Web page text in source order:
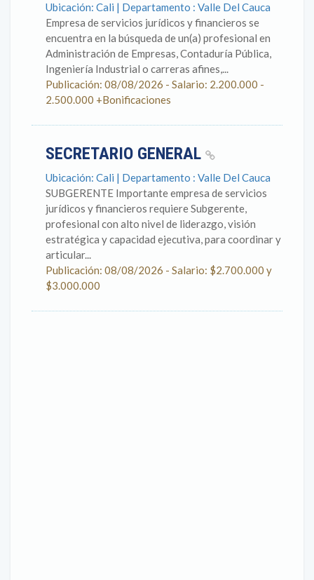
Ubicación: Cali | Departamento : Valle Del Cauca
Empresa de servicios jurídicos y financieros se
encuentra en la búsqueda de un(a) profesional en
Administración de Empresas, Contaduría Pública,
Ingeniería Industrial o carreras afines,...
Publicación: 08/08/2026 - Salario: 2.200.000 -
2.500.000 +Bonificaciones
SECRETARIO GENERAL
Ubicación: Cali | Departamento : Valle Del Cauca
SUBGERENTE Importante empresa de servicios
jurídicos y financieros requiere Subgerente,
profesional con alto nivel de liderazgo, visión
estratégica y capacidad ejecutiva, para coordinar y
articular...
Publicación: 08/08/2026 - Salario: $2.700.000 y
$3.000.000